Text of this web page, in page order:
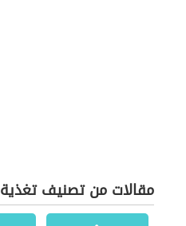
مقالات من تصنيف تغذية